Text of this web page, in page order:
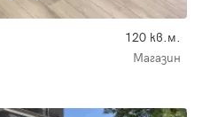
120 кв.м.
Магазин